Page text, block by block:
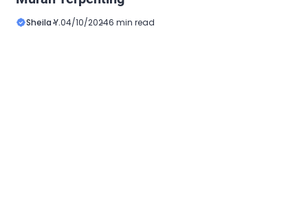
Sheila Y.04/10/20246 min read